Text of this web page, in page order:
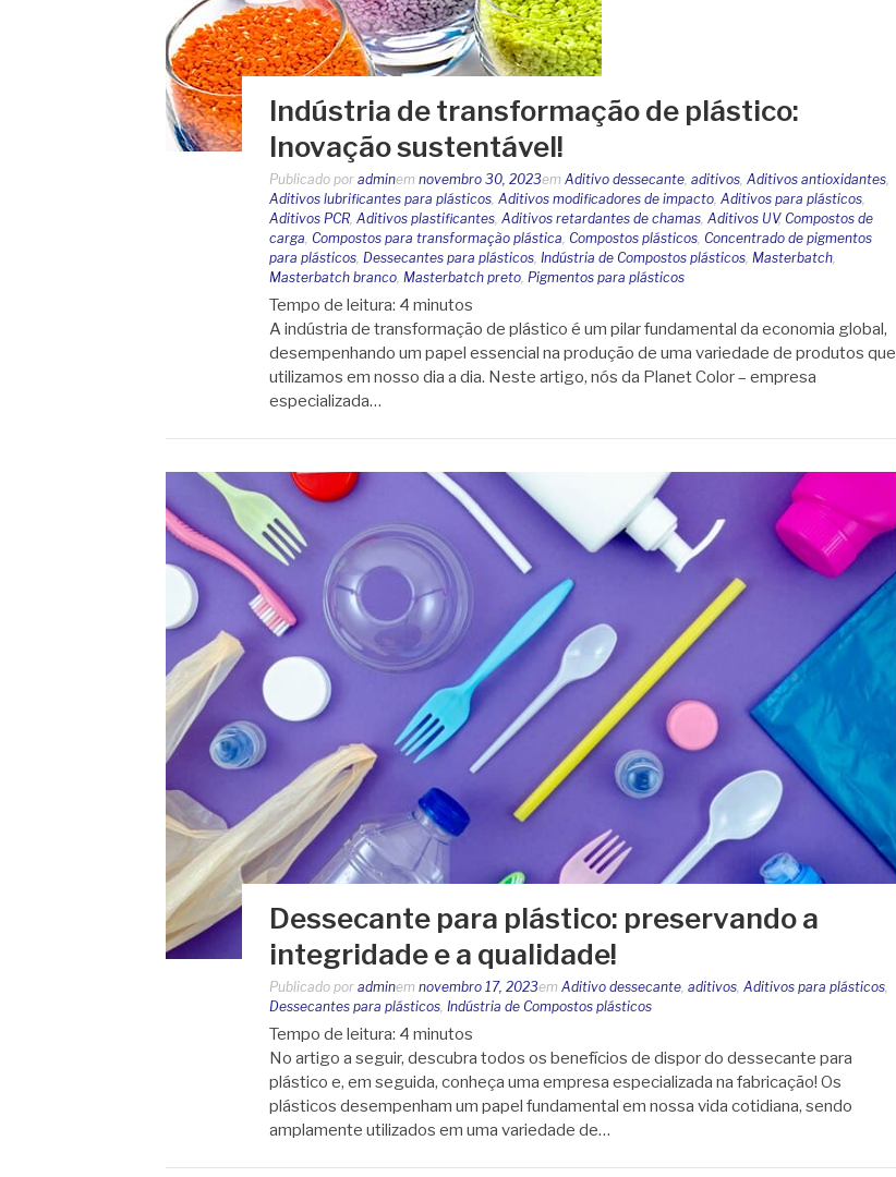
Indústria de transformação de plástico:
Inovação sustentável!
Publicado por adminem novembro 30, 2023em Aditivo dessecante, aditivos, Aditivos antioxidantes,
Aditivos lubrificantes para plásticos, Aditivos modificadores de impacto, Aditivos para plásticos,
Aditivos PCR, Aditivos plastificantes, Aditivos retardantes de chamas, Aditivos UV, Compostos de
carga, Compostos para transformação plástica, Compostos plásticos, Concentrado de pigmentos
para plásticos, Dessecantes para plásticos, Indústria de Compostos plásticos, Masterbatch,
Masterbatch branco, Masterbatch preto, Pigmentos para plásticos
Tempo de leitura: 4 minutos
A indústria de transformação de plástico é um pilar fundamental da economia global,
desempenhando um papel essencial na produção de uma variedade de produtos que
utilizamos em nosso dia a dia. Neste artigo, nós da Planet Color – empresa
especializada…
Dessecante para plástico: preservando a
integridade e a qualidade!
Publicado por adminem novembro 17, 2023em Aditivo dessecante, aditivos, Aditivos para plásticos,
Dessecantes para plásticos, Indústria de Compostos plásticos
Tempo de leitura: 4 minutos
No artigo a seguir, descubra todos os benefícios de dispor do dessecante para
plástico e, em seguida, conheça uma empresa especializada na fabricação! Os
plásticos desempenham um papel fundamental em nossa vida cotidiana, sendo
amplamente utilizados em uma variedade de…